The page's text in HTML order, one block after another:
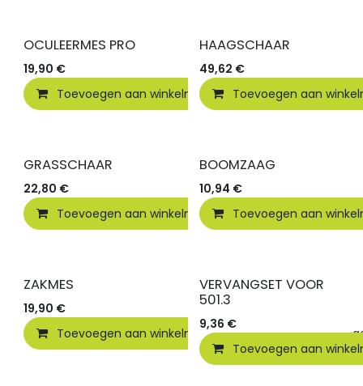
OCULEERMES PRO
19,90 €
Toevoegen aan winkelmandje
Vergelijken
HAAGSCHAAR
49,62 €
Toevoegen aan
GRASSCHAAR
22,80 €
Toevoegen aan winkelmandje
Vergelijken
BOOMZAAG
10,94 €
Toevoegen aan
ZAKMES
19,90 €
Toevoegen aan winkelmandje
VERVANGSET VOOR
501.3
9,36 €
Toevoegen aan